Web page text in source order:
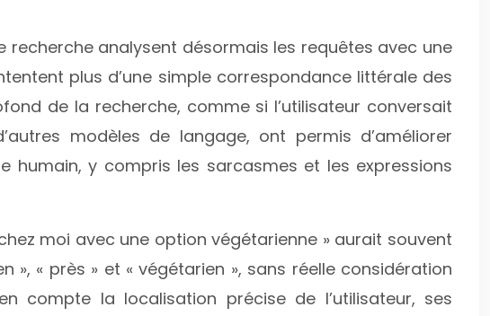
recherche analysent désormais les requêtes avec une
plus d’une simple correspondance littérale des
de la recherche, comme si l’utilisateur conversait
modèles de langage, ont permis d’améliorer
y compris les sarcasmes et les expressions
moi avec une option végétarienne » aurait souvent
« près » et « végétarien », sans réelle considération
compte la localisation précise de l’utilisateur, ses